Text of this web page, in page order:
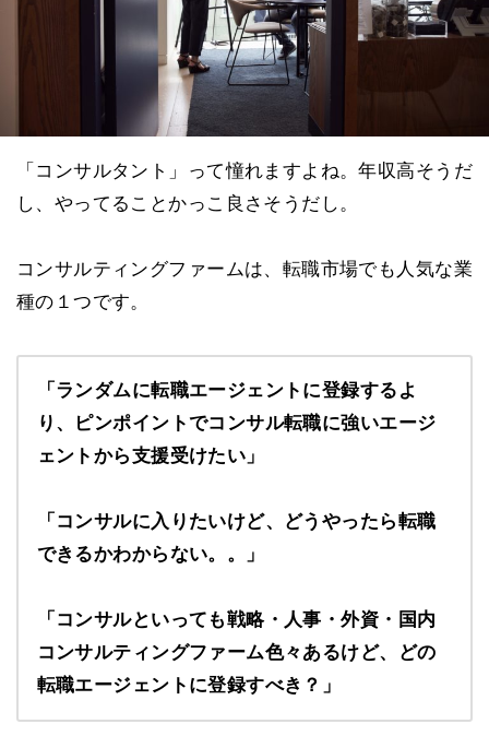
「コンサルタント」って憧れますよね。年収高そうだ
し、やってることかっこ良さそうだし。
コンサルティングファームは、転職市場でも人気な業
種の１つです。
「ランダムに転職エージェントに登録するよ
り、ピンポイントでコンサル転職に強いエージ
ェントから支援受けたい」
「コンサルに入りたいけど、どうやったら転職
できるかわからない。。」
「コンサルといっても戦略・人事・外資・国内
コンサルティングファーム色々あるけど、どの
転職エージェントに登録すべき？」